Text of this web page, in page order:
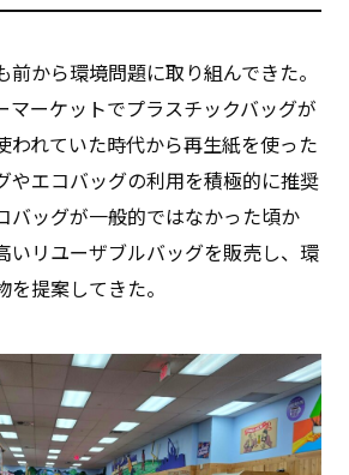
前から環境問題に取り組んできた。
マーケットでプラスチックバッグが
われていた時代から再生紙を使った
やエコバッグの利用を積極的に推奨
バッグが一般的ではなかった頃か
いリユーザブルバッグを販売し、環
提案してきた。